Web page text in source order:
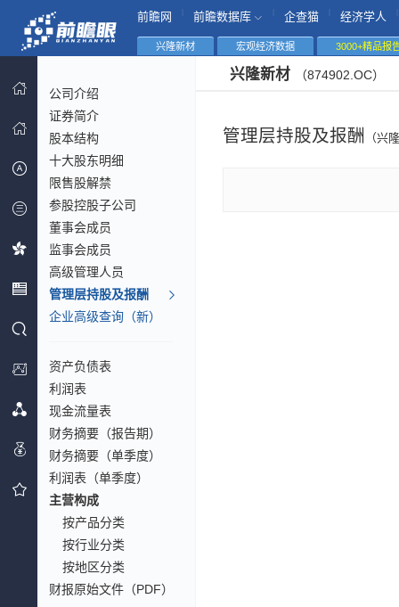
前瞻网 前瞻数据库 企查猫 经济学人
兴隆新材 宏观经济数据 3000+精品报
公司介绍
证券简介
股本结构
十大股东明细
限售股解禁
参股控股子公司
董事会成员
监事会成员
高级管理人员
管理层持股及报酬
企业高级查询（新）
资产负债表
利润表
现金流量表
财务摘要（报告期）
财务摘要（单季度）
利润表（单季度）
主营构成
按产品分类
按行业分类
按地区分类
财报原始文件（PDF）
兴隆新材 （874902.OC）
管理层持股及报酬 （兴